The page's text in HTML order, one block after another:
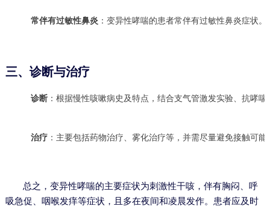
常伴有过敏性鼻炎 ：变异性哮喘的患者常伴有过敏性鼻炎症状。
三、诊断与治疗
诊断 ：根据慢性咳嗽病史及特点，结合支气管激发实验、抗哮
治疗 ：主要包括药物治疗、雾化治疗等，并需尽量避免接触可
总之，变异性哮喘的主要症状为刺激性干咳，伴有胸闷、呼
吸急促、咽喉发痒等症状，且多在夜间和凌晨发作。患者应及时